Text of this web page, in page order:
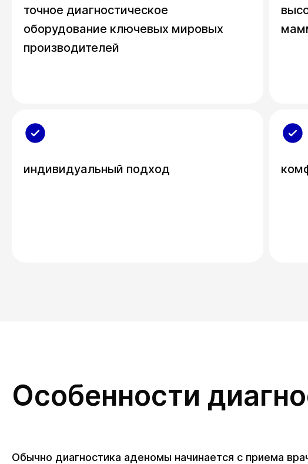
точное диагностическое
оборудование ключевых мировых
производителей
индивидуальный подход
Особенности
Обычно диагностика аденомы начинается с приема